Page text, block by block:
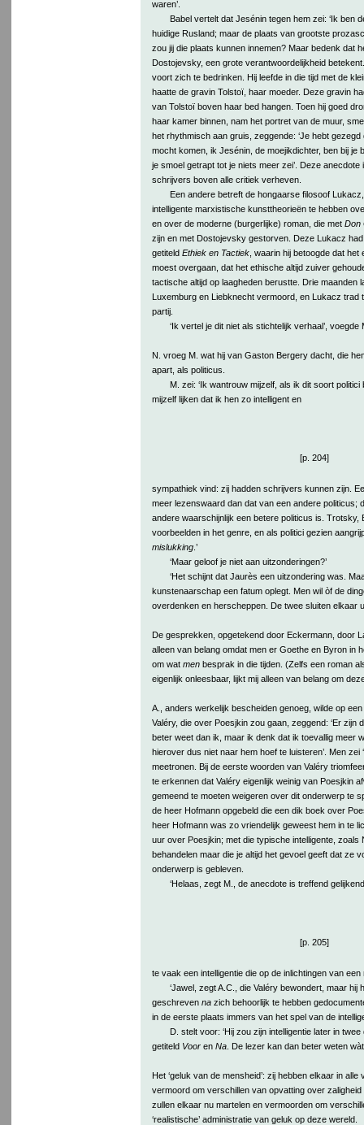
waren’.
Babel vertelt dat Jesénin tegen hem zei: ‘Ik ben
huidige Rusland; maar de plaats van grootste
zou jij die plaats kunnen innemen? Maar bedenk dat
Dostojevsky, een grote verantwoordelijkheid
voort zich te bedrinken. Hij leefde in die tijd met de
haatte de gravin Tolstoï, haar moeder. Deze gravin
van Tolstoï boven haar bed hangen. Toen hij goed
haar kamer binnen, nam het portret van de muur,
het rhythmisch aan gruis, zeggende: ‘Je hebt gezegd
mocht komen, ik Jesénin, de moejikdichter, ben bij je
je smoel getrapt tot je niets meer zei’. Deze
schrijvers boven alle critiek verheven.
Een andere betreft de hongaarse filosoof
intelligente marxistische kunsttheorieën te hebben
en over de moderne (burgerlijke) roman, die met Don
zijn en met Dostojevsky gestorven. Deze Lukacz
getiteld Ethiek en Tactiek, waarin hij betoogde dat het
moest overgaan, dat het ethische altijd zuiver
tactische altijd op laagheden berustte. Drie maanden
Luxemburg en Liebknecht vermoord, en Lukacz trad
partij.
‘Ik vertel je dit niet als stichtelijk verhaal’, voegde
N. vroeg M. wat hij van Gaston Bergery dacht, die
apart, als politicus.
M. zei: ‘Ik wantrouw mijzelf, als ik dit soort
mijzelf lijken dat ik hen zo intelligent en
[p. 204]
sympathiek vind: zij hadden schrijvers kunnen zijn.
meer lezenswaard dan dat van een andere politicus;
andere waarschijnlijk een betere politicus is. Trotsky,
voorbeelden in het genre, en als politici gezien
mislukking.’
‘Maar geloof je niet aan uitzonderingen?’
‘Het schijnt dat Jaurès een uitzondering was.
kunstenaarschap een fatum oplegt. Men wil òf de
overdenken en herscheppen. De twee sluiten elkaar
De gesprekken, opgetekend door Eckermann, door
alleen van belang omdat men er Goethe en Byron in
om wat menbesprak in die tijden. (Zelfs een roman
eigenlijk onleesbaar, lijkt mij alleen van belang om
A., anders werkelijk bescheiden genoeg, wilde op
Valéry, die over Poesjkin zou gaan, zeggend: ‘Er zijn
beter weet dan ik, maar ik denk dat ik toevallig meer
hierover dus niet naar hem hoef te luisteren’. Men zei
meetronen. Bij de eerste woorden van Valéry
te erkennen dat Valéry eigenlijk weinig van Poesjkin
gemeend te moeten weigeren over dit onderwerp te
de heer Hofmann opgebeld die een dik boek over
heer Hofmann was zo vriendelijk geweest hem in te
uur over Poesjkin; met die typische intelligente, zoals
behandelen maar die je altijd het gevoel geeft dat ze
onderwerp is gebleven.
‘Helaas, zegt M., de anecdote is treffend
[p. 205]
te vaak een intelligentie die op de inlichtingen van een
‘Jawel, zegt A.C., die Valéry bewondert, maar
geschreven nazich behoorlijk te hebben
in de eerste plaats immers van het spel van de
D. stelt voor: ‘Hij zou zijn intelligentie later in
getiteld Vooren Na. De lezer kan dan beter weten
Het ‘geluk van de mensheid’: zij hebben elkaar in alle
vermoord om verschillen van opvatting over zaligheid
zullen elkaar nu martelen en vermoorden om
‘realistische’ administratie van geluk op deze wereld.